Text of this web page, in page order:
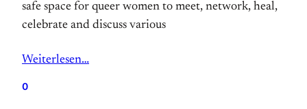
safe space for queer women to meet, network, heal,
celebrate and discuss various
Weiterlesen…
0